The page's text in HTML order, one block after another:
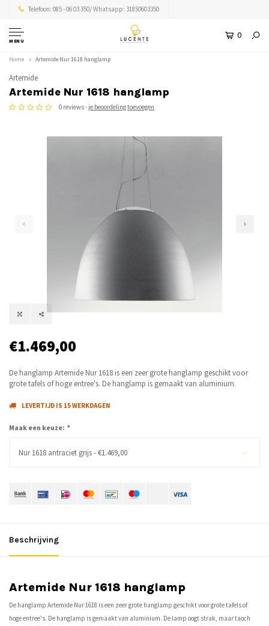
Telefoon: 085 - 06 03 350/ Whatsapp: 31850603350
MENU
0
Home Artemide Nur 1618 hanglamp
Artemide
Artemide Nur 1618 hanglamp
0 reviews - je beoordeling toevoegen
€1.469,00
De hanglamp Artemide Nur 1618 is een zeer grote hanglamp geschikt voor
grote tafels of hoge entree's. De hanglamp is gemaakt van aluminium.
LEVERTIJD IS 15 WERKDAGEN
Maak een keuze: *
Nur 1618 antraciet grijs - €1.469,00
Beschrijving
Artemide Nur 1618 hanglamp
De hanglamp Artemide Nur 1618 is een zeer grote hanglamp geschikt voor grote tafels of
hoge entree's. De hanglamp is gemaakt van aluminium. De lamp oogt strak, maar taoch